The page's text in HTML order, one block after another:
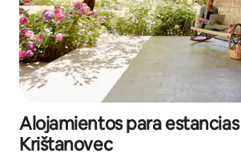
Alojamientos para
Krištanovec